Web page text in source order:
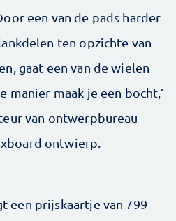
een van de pads harder
ten opzichte van
gaat een van de wielen
manier maak je een bocht,’
van ontwerpbureau
ontwierp.
een prijskaartje van 799